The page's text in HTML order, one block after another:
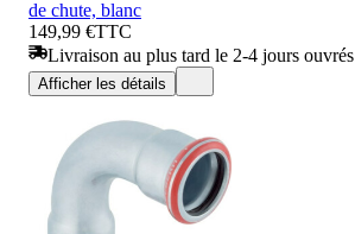
de chute, blanc
149,99 €TTC
Livraison au plus tard le 2-4 jours ouvrés
Afficher les détails